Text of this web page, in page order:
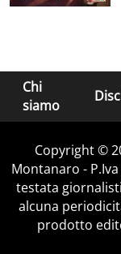
Chi
siamo
Copyright ©
Montanaro -
testata
alcuna
prodotto